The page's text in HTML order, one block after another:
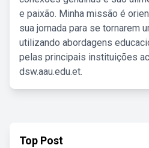
e paixão. Minha missão é
sua jornada para se tornarem
utilizando abordagens
pelas principais instituições
dsw.aau.edu.et.
Top Post